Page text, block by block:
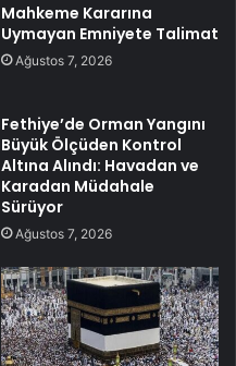
Mahkeme Kararına
Uymayan Emniyete Talimat
Ağustos 7, 2026
Fethiye’de Orman Yangını
Büyük Ölçüden Kontrol
Altına Alındı: Havadan ve
Karadan Müdahale
Sürüyor
Ağustos 7, 2026